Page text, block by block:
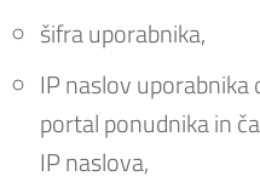
šifra uporabnika,
IP naslov
portal ponudnika in
IP naslova,